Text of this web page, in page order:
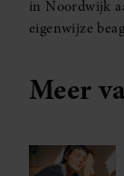
in Noordwijk
eigenwijze
Meer